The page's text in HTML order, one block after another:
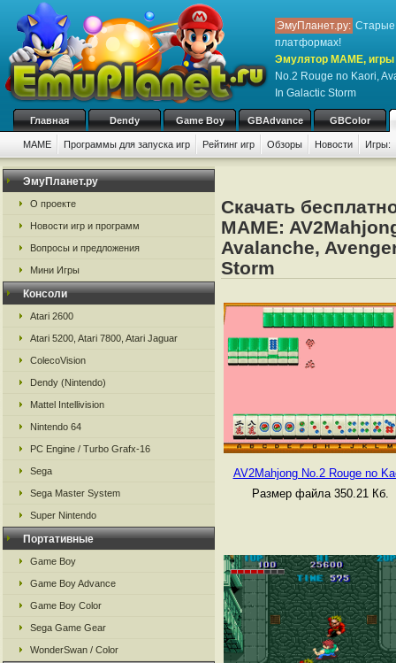
ЭмуПланет.ру: Старые
платформах!
Эмулятор MAME,
No.2 Rouge no Kaori,
In Galactic Storm
Главная Dendy Game Boy GBAdvance GBColor
MAME Программы для запуска игр Рейтинг игр Обзоры Новости Игры:
ЭмуПланет.ру
О проекте
Новости игр и программ
Вопросы и предложения
Мини Игры
Консоли
Atari 2600
Atari 5200, Atari 7800, Atari Jaguar
ColecoVision
Dendy (Nintendo)
Mattel Intellivision
Nintendo 64
PC Engine / Turbo Grafx-16
Sega
Sega Master System
Super Nintendo
Портативные
Game Boy
Game Boy Advance
Game Boy Color
Sega Game Gear
WonderSwan / Color
Скачать
MAME:
Avalanche,
Storm
AV2Mahjong No.2 Rouge no
Размер файла 350.21 Кб.